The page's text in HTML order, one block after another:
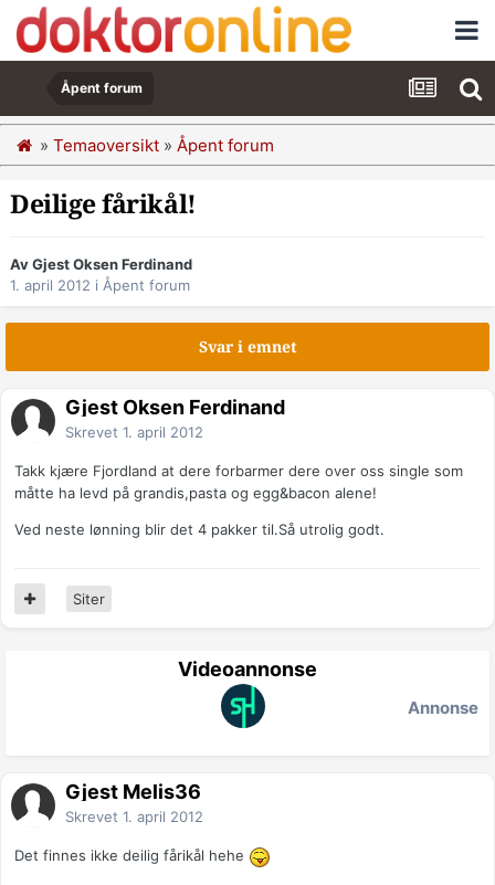
Åpent forum
» Temaoversikt » Åpent forum
Deilige fårikål!
Av Gjest Oksen Ferdinand
1. april 2012 i Åpent forum
Svar i emnet
Gjest Oksen Ferdinand
Skrevet 1. april 2012
Takk kjære Fjordland at dere forbarmer dere over oss single som
måtte ha levd på grandis,pasta og egg&bacon alene!
Ved neste lønning blir det 4 pakker til.Så utrolig godt.
Siter
Videoannonse
Annonse
Gjest Melis36
Skrevet 1. april 2012
Det finnes ikke deilig fårikål hehe